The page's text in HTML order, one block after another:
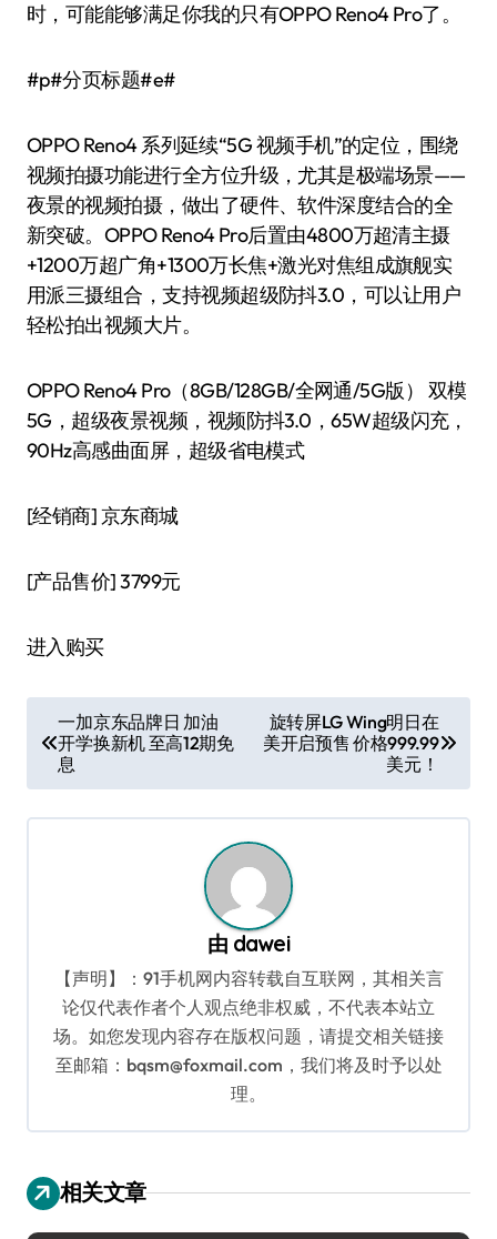
时，可能能够满足你我的只有OPPO Reno4 Pro了。
#p#分页标题#e#
OPPO Reno4 系列延续“5G 视频手机”的定位，围绕
视频拍摄功能进行全方位升级，尤其是极端场景——
夜景的视频拍摄，做出了硬件、软件深度结合的全
新突破。OPPO Reno4 Pro后置由4800万超清主摄
+1200万超广角+1300万长焦+激光对焦组成旗舰实
用派三摄组合，支持视频超级防抖3.0，可以让用户
轻松拍出视频大片。
OPPO Reno4 Pro（8GB/128GB/全网通/5G版） 双模
5G，超级夜景视频，视频防抖3.0，65W超级闪充，
90Hz高感曲面屏，超级省电模式
[经销商]京东商城
[产品售价]3799元
进入购买
章
导
航
一加京东品牌日 加油
开学换新机 至高12期免
息
旋转屏LG Wing明日在
美开启预售 价格999.99
美元！
由 dawei
【声明】：91手机网内容转载自互联网，其相关言
论仅代表作者个人观点绝非权威，不代表本站立
场。如您发现内容存在版权问题，请提交相关链接
至邮箱：bqsm@foxmail.com，我们将及时予以处
理。
相关文章